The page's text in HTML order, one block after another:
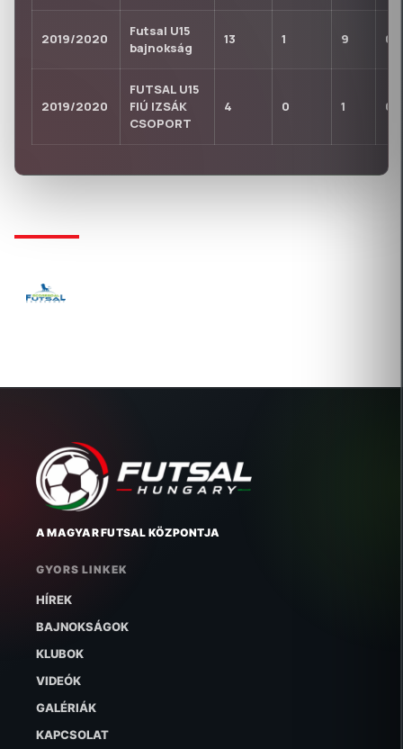
2019/2020
Futsal U15
bajnokság
13 1 9 0
2019/2020
FUTSAL U15
FIÚ IZSÁK
CSOPORT
4 0 1 0
A MAGYAR FUTSAL KÖZPONTJA
GYORS LINKEK
HÍREK
BAJNOKSÁGOK
KLUBOK
VIDEÓK
GALÉRIÁK
KAPCSOLAT